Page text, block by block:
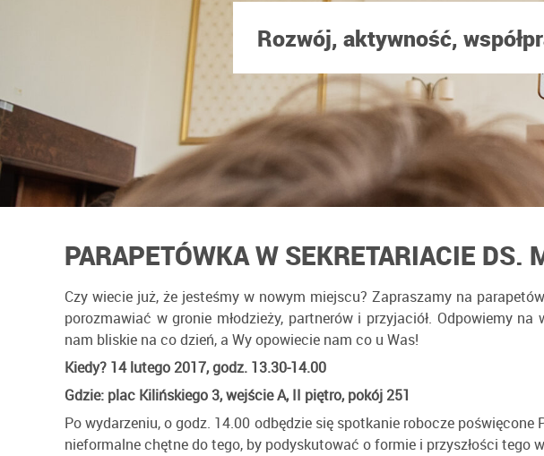
Rozwój, aktywność,
PARAPETÓWKA W SEKRETARIACIE DS.
Czy wiecie już, że jesteśmy w nowym miejscu? Zapraszamy na
porozmawiać w gronie młodzieży, partnerów i przyjaciół. Odpowiemy
nam bliskie na co dzień, a Wy opowiecie nam co u Was!
Kiedy? 14 lutego 2017, godz. 13.30-14.00
Gdzie: plac Kilińskiego 3, wejście A, II piętro, pokój 251
Po wydarzeniu, o godz. 14.00 odbędzie się spotkanie robocze
nieformalne chętne do tego, by podyskutować o formie i przyszłości tego